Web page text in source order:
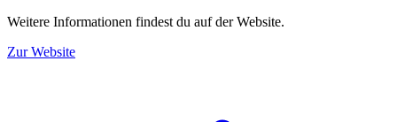
Weitere Informationen findest du auf der Website.
Zur Website